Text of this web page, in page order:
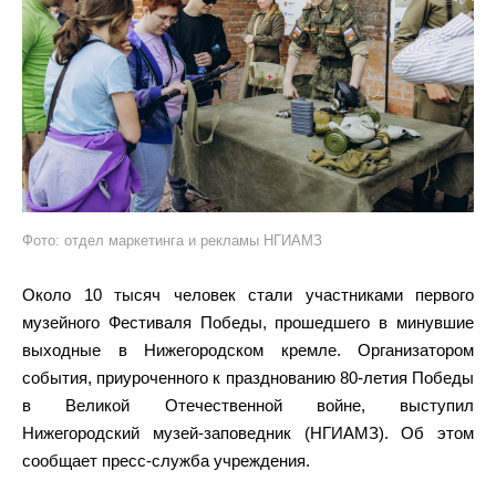
Фото: отдел маркетинга и рекламы НГИАМЗ
Около 10 тысяч человек стали участниками первого
музейного Фестиваля Победы, прошедшего в минувшие
выходные в Нижегородском кремле. Организатором
события, приуроченного к празднованию 80-летия Победы
в Великой Отечественной войне, выступил
Нижегородский музей-заповедник (НГИАМЗ). Об этом
сообщает пресс-служба учреждения.